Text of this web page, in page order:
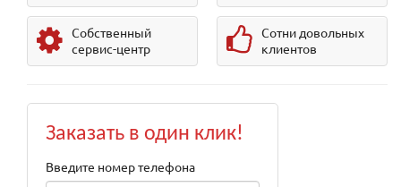
Собственный
сервис-центр
Сотни довольных
клиентов
Заказать в один клик!
Введите номер телефона